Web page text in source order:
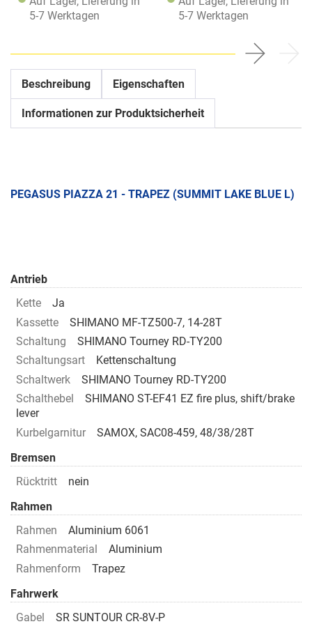
5-7 Werktagen
5-7 Werktagen
Beschreibung Eigenschaften
Informationen zur Produktsicherheit
PEGASUS PIAZZA 21 - TRAPEZ (SUMMIT LAKE BLUE L)
Antrieb
Kette
Ja
Kassette
SHIMANO MF-TZ500-7, 14-28T
Schaltung
SHIMANO Tourney RD-TY200
Schaltungsart
Kettenschaltung
Schaltwerk
SHIMANO Tourney RD-TY200
Schalthebel
SHIMANO ST-EF41 EZ fire plus, shift/brake
lever
Kurbelgarnitur
SAMOX, SAC08-459, 48/38/28T
Bremsen
Rücktritt
nein
Rahmen
Rahmen
Aluminium 6061
Rahmenmaterial
Aluminium
Rahmenform
Trapez
Fahrwerk
Gabel
SR SUNTOUR CR-8V-P